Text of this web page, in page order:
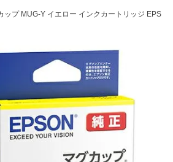
ップ MUG-Y イエロー インクカートリッジ EPS